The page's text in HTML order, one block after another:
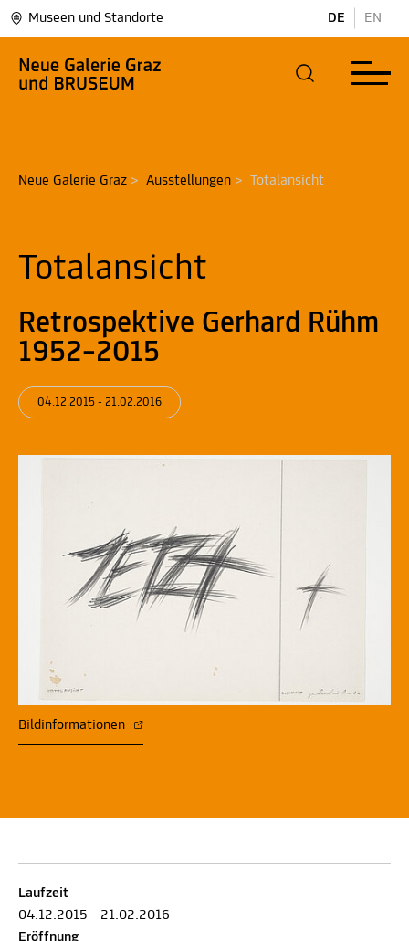
Museen und Standorte DE EN
Neue Galerie Graz > Ausstellungen > Totalansicht
Totalansicht
Retrospektive Gerhard Rühm
1952–2015
04.12.2015 - 21.02.2016
Bildinformationen
Laufzeit
04.12.2015 - 21.02.2016
Eröffnung